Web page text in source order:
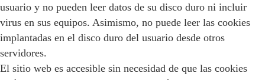
usuario y no pueden leer datos de su disco duro ni incluir
virus en sus equipos. Asimismo, no puede leer las cookies
implantadas en el disco duro del usuario desde otros
servidores.
El sitio web es accesible sin necesidad de que las cookies